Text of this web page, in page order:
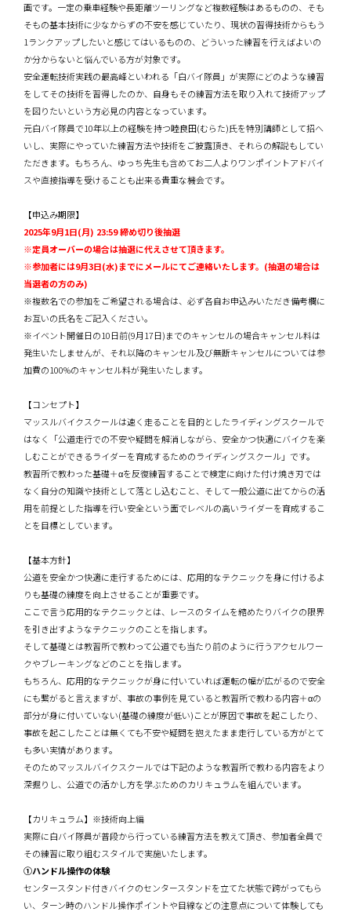
画です。一定の乗車経験や長距離ツーリングなど複数経験はあるものの、そも
そもの基本技術に少なからずの不安を感じていたり、現状の習得技術からもう
1ランクアップしたいと感じてはいるものの、どういった練習を行えばよいの
か分からないと悩んでいる方が対象です。
安全運転技術実践の最高峰といわれる「白バイ隊員」が実際にどのような練習
をしてその技術を習得したのか、自身もその練習方法を取り入れて技術アップ
を図りたいという方必見の内容となっています。
元白バイ隊員で10年以上の経験を持つ睦良田(むらた)氏を特別講師として招へ
いし、実際にやっていた練習方法や技術をご披露頂き、それらの解説もしてい
ただきます。もちろん、ゆっち先生も含めてお二人よりワンポイントアドバイ
スや直接指導を受けることも出来る貴重な機会です。
【申込み期限】
2025年9月1日(月) 23:59 締め切り後抽選
※定員オーバーの場合は抽選に代えさせて頂きます。
※参加者には9月3日(水)までにメールにてご連絡いたします。(抽選の場合は
当選者の方のみ)
※複数名での参加をご希望される場合は、必ず各自お申込みいただき備考欄に
お互いの氏名をご記入ください。
※イベント開催日の10日前(9月17日)までのキャンセルの場合キャンセル料は
発生いたしませんが、それ以降のキャンセル及び無断キャンセルについては参
加費の100%のキャンセル料が発生いたします。
【コンセプト】
マッスルバイクスクールは速く走ることを目的としたライディングスクールで
はなく「公道走行での不安や疑問を解消しながら、安全かつ快適にバイクを楽
しむことができるライダーを育成するためのライディングスクール」です。
教習所で教わった基礎＋αを反復練習することで検定に向けた付け焼き刃では
なく自分の知識や技術として落とし込むこと、そして一般公道に出てからの活
用を前提とした指導を行い安全という面でレベルの高いライダーを育成するこ
とを目標としています。
【基本方針】
公道を安全かつ快適に走行するためには、応用的なテクニックを身に付けるよ
りも基礎の練度を向上させることが重要です。
ここで言う応用的なテクニックとは、レースのタイムを縮めたりバイクの限界
を引き出すようなテクニックのことを指します。
そして基礎とは教習所で教わって公道でも当たり前のように行うアクセルワー
クやブレーキングなどのことを指します。
もちろん、応用的なテクニックが身に付いていれば運転の幅が広がるので安全
にも繋がると言えますが、事故の事例を見ていると教習所で教わる内容＋αの
部分が身に付いていない(基礎の練度が低い)ことが原因で事故を起こしたり、
事故を起こしたことは無くても不安や疑問を抱えたまま走行している方がとて
も多い実情があります。
そのためマッスルバイクスクールでは下記のような教習所で教わる内容をより
深掘りし、公道での活かし方を学ぶためのカリキュラムを組んでいます。
【カリキュラム】※技術向上編
実際に白バイ隊員が普段から行っている練習方法を教えて頂き、参加者全員で
その練習に取り組むスタイルで実施いたします。
①ハンドル操作の体験
センタースタンド付きバイクのセンタースタンドを立てた状態で跨がってもら
い、ターン時のハンドル操作ポイントや目線などの注意点について体験しても